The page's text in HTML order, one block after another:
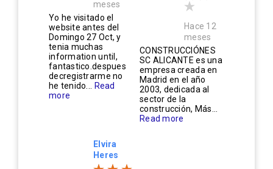
meses
Yo he visitado el
website antes del
Domingo 27 Oct, y
tenia muchas
information until,
fantastico.despues
decregistrarme no
he tenido...
Read
more
Hace 12
meses
CONSTRUCCIÓNES
SC ALICANTE es una
empresa creada en
Madrid en el año
2003, dedicada al
sector de la
construcción, Más...
Read more
Elvira
Heres